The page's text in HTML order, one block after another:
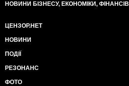
НОВИНИ БІЗНЕСУ, ЕКОНОМІКИ, ФІНАНСІВ
ЦЕНЗОР.НЕТ
НОВИНИ
ПОДІЇ
РЕЗОНАНС
ФОТО